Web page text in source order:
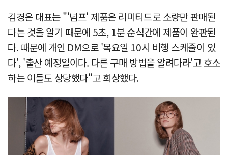
김경은 대표는 "'넘프' 제품은 리미티드로 소량만 판매된
다는 것을 알기 때문에 5초, 1분 순식간에 제품이 완판된
다. 때문에 개인 DM으로 '목요일 10시 비행 스케줄이 있
다', '출산 예정일이다. 다른 구매 방법을 알려다라'고 호소
하는 이들도 상당했다"고 회상했다.